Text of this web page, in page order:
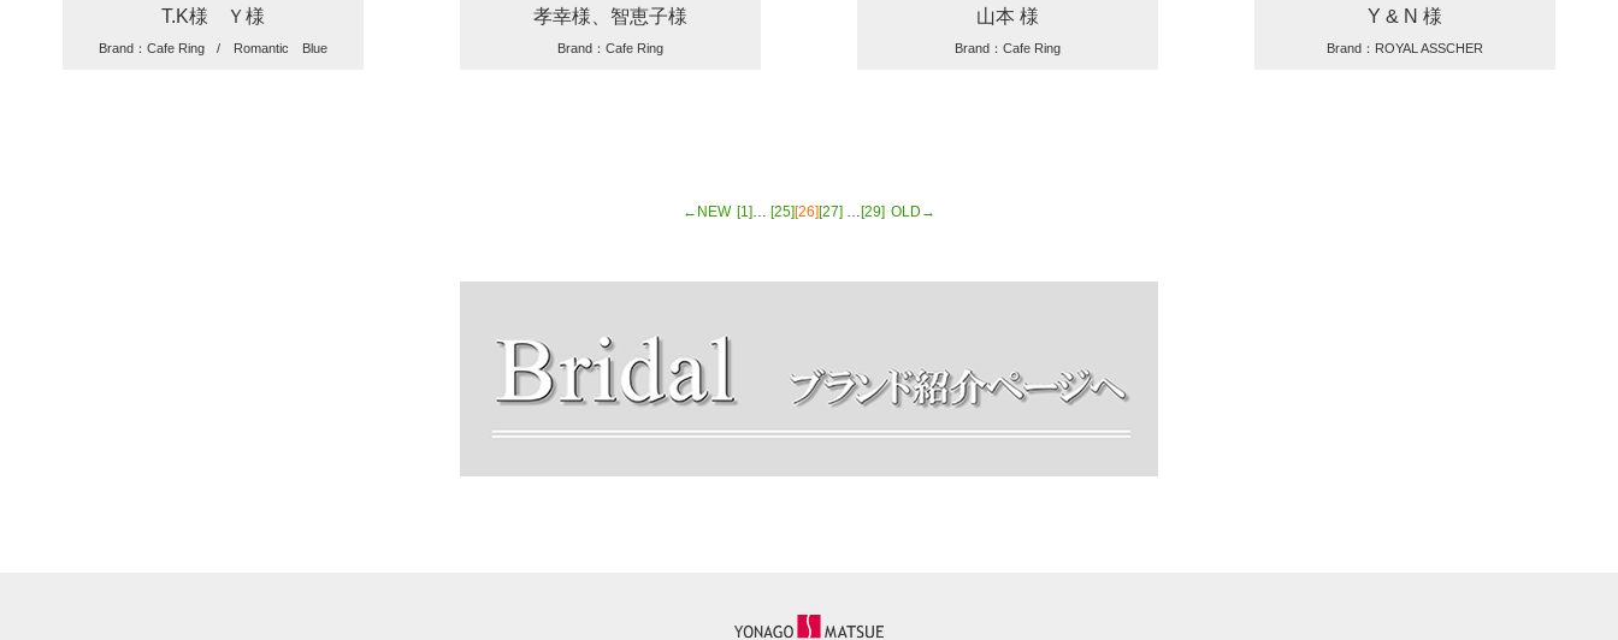
T.K様 Ｙ様
Brand：Cafe Ring / Romantic Blue
孝幸様、智恵子様
Brand：Cafe Ring
山本 様
Brand：Cafe Ring
Y & N 様
Brand：ROYAL ASSCHER
←NEW [1]… [25][26][27] …[29] OLD→